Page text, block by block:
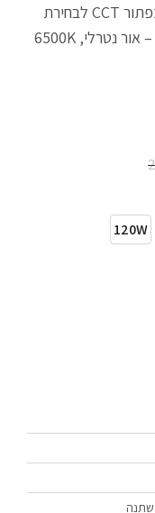
במגוון קטרים, הספקים וצבעים. כולל כפתור CCT לבחירת
גוון אור רצוי: 3000K – אור חם, 4000K – אור נטרלי, 6500K
120W